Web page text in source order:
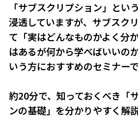
「サブスクリプション」とい
浸透していますが、サブスク
て「実はどんなものかよく分
はあるが何から学べばいいの
いう方におすすめのセミナーで
約20分で、知っておくべき「
ンの基礎」を分かりやすく解説